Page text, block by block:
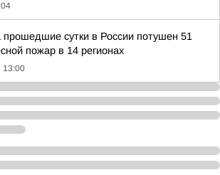
прошедшие сутки в России потушен 51
пожар в 14 регионах
13:00